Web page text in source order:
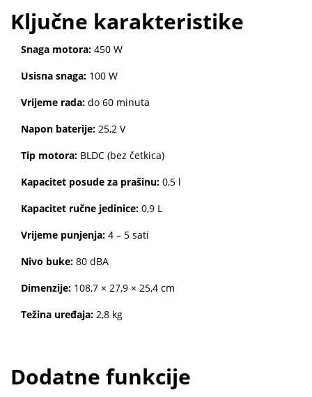
Ključne karakteristike
Snaga motora: 450 W
Usisna snaga: 100 W
Vrijeme rada: do 60 minuta
Napon baterije: 25,2 V
Tip motora: BLDC (bez četkica)
Kapacitet posude za prašinu: 0,5 l
Kapacitet ručne jedinice: 0,9 L
Vrijeme punjenja: 4 – 5 sati
Nivo buke: 80 dBA
Dimenzije: 108,7 × 27,9 × 25,4 cm
Težina uređaja: 2,8 kg
Dodatne funkcije